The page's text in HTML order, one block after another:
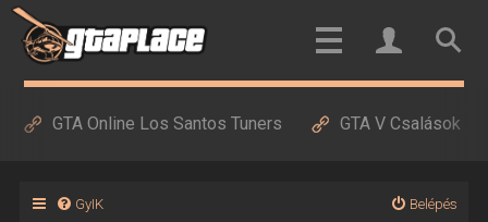
GTA Online Los Santos Tuners GTA V Csalások
GyIK Belépés